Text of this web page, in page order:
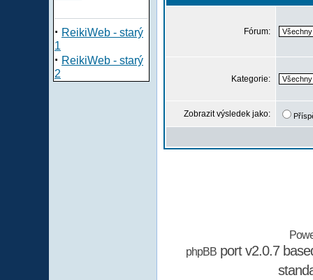
· ReikiWeb - starý
1
· ReikiWeb - starý
2
Fórum:
Kategorie:
Zobrazit výsledek jako:
phpBBport v2.0.7